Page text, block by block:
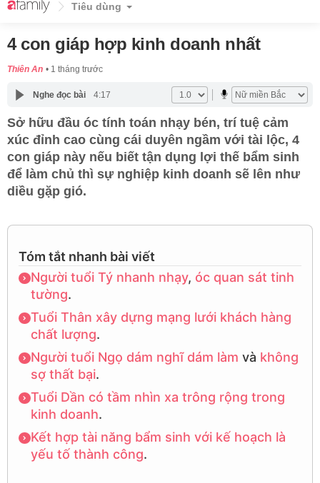
Tiêu dùng
4 con giáp hợp kinh doanh nhất
Thiên An 1 tháng trước
Nghe đọc bài 4:17
Sở hữu đầu óc tính toán nhạy bén, trí tuệ cảm
xúc đỉnh cao cùng cái duyên ngầm với tài lộc, 4
con giáp này nếu biết tận dụng lợi thế bẩm sinh
để làm chủ thì sự nghiệp kinh doanh sẽ lên như
diều gặp gió.
Tóm tắt nhanh bài viết
Người tuổi Tý nhanh nhạy, óc quan sát tinh
tường.
Tuổi Thân xây dựng mạng lưới khách hàng
chất lượng.
Người tuổi Ngọ dám nghĩ dám làm và không
sợ thất bại.
Tuổi Dần có tầm nhìn xa trông rộng trong
kinh doanh.
Kết hợp tài năng bẩm sinh với kế hoạch là
yếu tố thành công.